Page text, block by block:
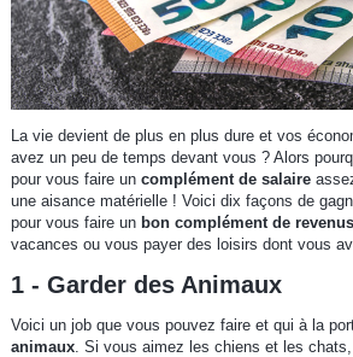
La vie devient de plus en plus dure et vos
avez un peu de temps devant vous ? Alors
pour vous faire un complément de salaire
une aisance matérielle ! Voici dix façons de
pour vous faire un bon complément de revenus
vacances ou vous payer des loisirs dont vous
1 - Garder des Animaux
Voici un job que vous pouvez faire et qui à la
animaux. Si vous aimez les chiens et les